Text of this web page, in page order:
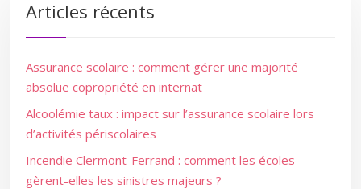
Articles récents
Assurance scolaire : comment gérer une majorité
absolue copropriété en internat
Alcoolémie taux : impact sur l’assurance scolaire lors
d’activités périscolaires
Incendie Clermont-Ferrand : comment les écoles
gèrent-elles les sinistres majeurs ?